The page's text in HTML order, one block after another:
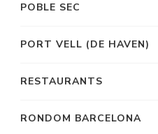
POBLE SEC
PORT VELL (DE HAVEN)
RESTAURANTS
RONDOM BARCELONA